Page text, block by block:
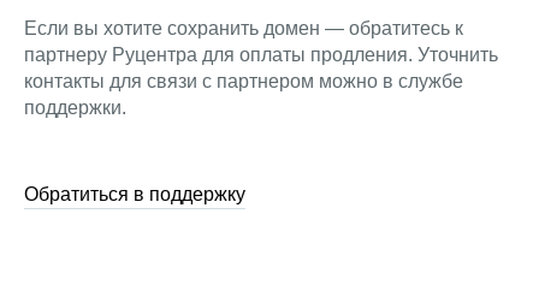
Если вы хотите сохранить домен — обратитесь к
партнеру Руцентра для оплаты продления. Уточнить
контакты для связи с партнером можно в службе
поддержки.
Обратиться в поддержку